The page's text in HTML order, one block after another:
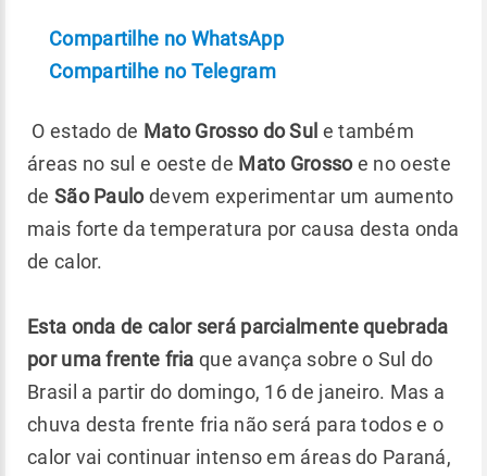
Compartilhe no WhatsApp
Compartilhe no Telegram
O estado de Mato Grosso do Sul e também
áreas no sul e oeste de Mato Grossoe no oeste
de São Paulodevem experimentar um aumento
mais forte da temperatura por causa desta onda
de calor.
Esta onda de calor será parcialmente quebrada
por uma frente fria que avança sobre o Sul do
Brasil a partir do domingo, 16 de janeiro. Mas a
chuva desta frente fria não será para todos e o
calor vai continuar intenso em áreas do Paraná,